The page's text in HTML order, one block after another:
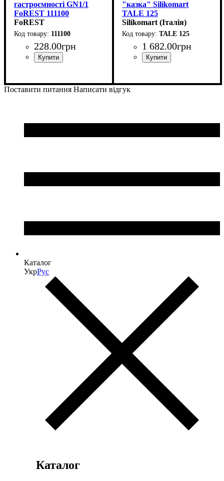
гастроємності GN1/1
FoREST 111100
(530x325мм)
FoREST
111100
228.00грн
"казка" Silikomart
TALE 125
(d67мм,h73мм,125мл)
Silikomart (Італія)
TALE 125
1 682.00грн
Поставити питання Написати відгук
Каталог
УкрРус
Каталог